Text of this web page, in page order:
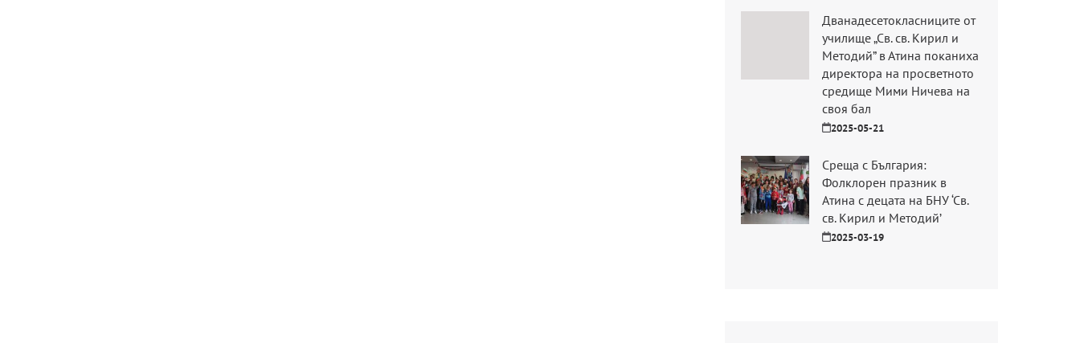
Дванадесетокласниците от
училище „Св. св. Кирил и
Методий” в Атина поканиха
директора на просветното
средище Мими Ничева на
своя бал
2025-05-21
Среща с България:
Фолклорен празник в
Атина с децата на БНУ ‘Св.
св. Кирил и Методий’
2025-03-19